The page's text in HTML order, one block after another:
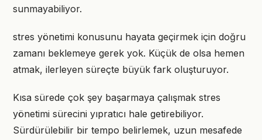
sunmayabiliyor.
stres yönetimi konusunu hayata geçirmek için doğru
zamanı beklemeye gerek yok. Küçük de olsa hemen
atmak, ilerleyen süreçte büyük fark oluşturuyor.
Kısa sürede çok şey başarmaya çalışmak stres
yönetimi sürecini yıpratıcı hale getirebiliyor.
Sürdürülebilir bir tempo belirlemek, uzun mesafede